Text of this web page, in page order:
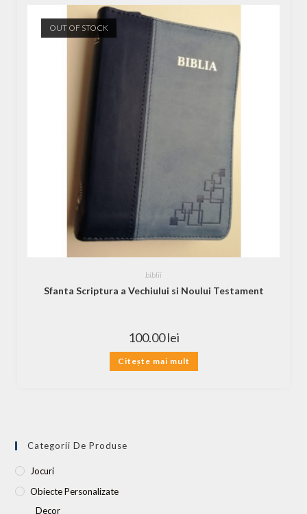
OUT OF STOCK
biblii
Sfanta Scriptura a Vechiului si Noului Testament
100.00lei
Citește mai mult
Categorii De Produse
Jocuri
Obiecte Personalizate
Decor